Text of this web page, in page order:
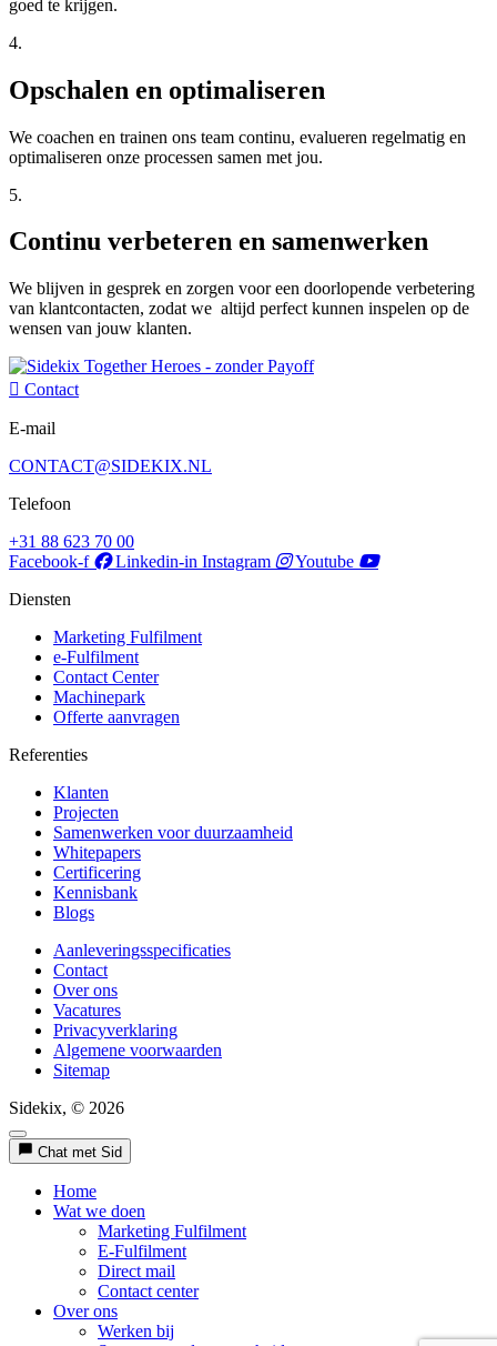
goed te krijgen.
4.
Opschalen en optimaliseren
We coachen en trainen ons team continu, evalueren regelmatig en
optimaliseren onze processen samen met jou.
5.
Continu verbeteren en samenwerken
We blijven in gesprek en zorgen voor een doorlopende verbetering
van klantcontacten, zodat we altijd perfect kunnen inspelen op de
wensen van jouw klanten.
Contact
E-mail
CONTACT@SIDEKIX.NL
Telefoon
+31 88 623 70 00
Facebook-f
Linkedin-in Instagram
Youtube
Diensten
Marketing Fulfilment
e-Fulfilment
Contact Center
Machinepark
Offerte aanvragen
Referenties
Klanten
Projecten
Samenwerken voor duurzaamheid
Whitepapers
Certificering
Kennisbank
Blogs
Aanleveringsspecificaties
Contact
Over ons
Vacatures
Privacyverklaring
Algemene voorwaarden
Sitemap
Sidekix, © 2026
Chat met Sid
Home
Wat we doen
Marketing Fulfilment
E-Fulfilment
Direct mail
Contact center
Over ons
Werken bij